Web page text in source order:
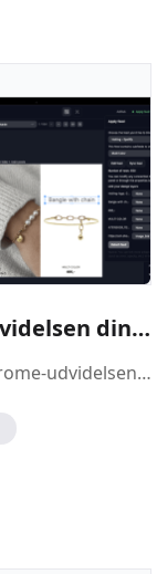
Sådan holder udvidelsen dine katalogannoncer under din kontrol
Campaign Builder Chrome-udvidelsen lader dig vælge, hvilket design der vises for hvert produkt i dine Meta-katalogannoncer, direkte fra Ads Manager. For at det kan fungere, skal Meta faktisk vise det design, du har valgt – og ikke i stilhed erstatte det med en af sine egne automatiske forbedringer eller omarrangere din annonce.